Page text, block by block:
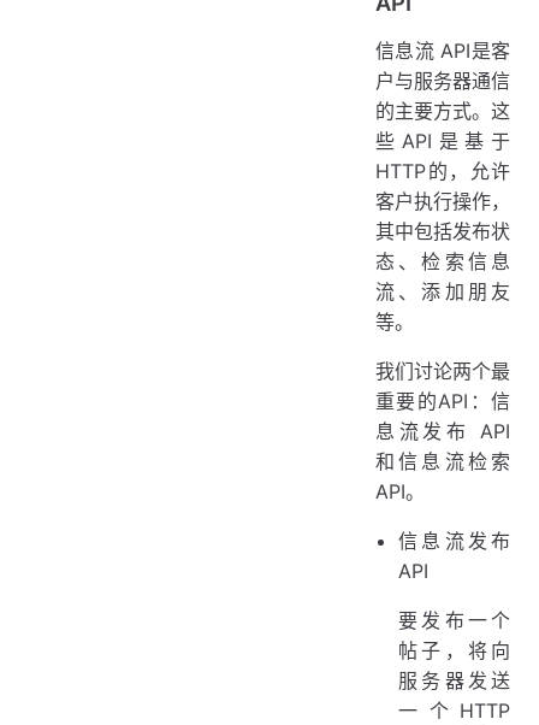
信息流 API是客
户与服务器通信
的主要方式。这
些API是基于
HTTP的，允许
客户执行操作，
其中包括发布状
态、检索信息
流、添加朋友
等。
我们讨论两个最
重要的API：信
息流发布 API
和信息流检索
API。
信息流发布
API
要发布一个
帖子，将向
服务器发送
一个HTTP